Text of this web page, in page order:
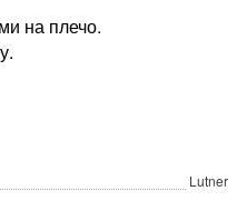
на плечо.
Lutner